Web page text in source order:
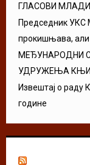
ГЛАСОВИ
Председник УКС
прокишњава, али
МЕЂУНАРОДНИ
УДРУЖЕЊА
Извештај о раду
године